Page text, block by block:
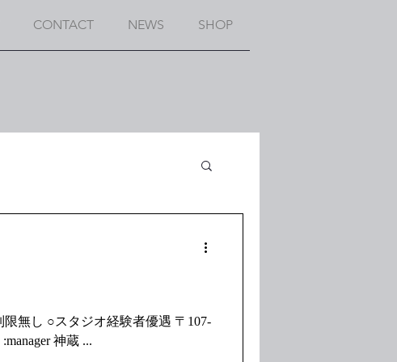
CONTACT NEWS SHOP
0062 東京都港区南青山7−1−12 南青山高樹町ハイツ401 株式会社マイヤマ事務所 担当 :manager 神蔵 ...